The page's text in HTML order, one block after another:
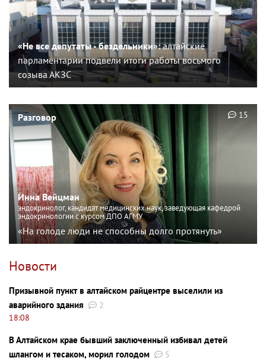
«Не все депутаты - бездельники»:алтайские
парламентарии подвели итоги работы восьмого
созыва АКЗС
Разговор
Инна Вейцман
эндокринолог, кандидат медицинских наук, заведующая кафедрой
эндокринологии с курсом ДПО АГМУ
«На голоде люди не способны долго протянуть»
15
Новости
Призывной пункт в алтайском райцентре выселили из
аварийного здания
2
18:08
В Алтайском крае бывший заключенный избивал детей
шлангом и тесаком, морил голодом
5